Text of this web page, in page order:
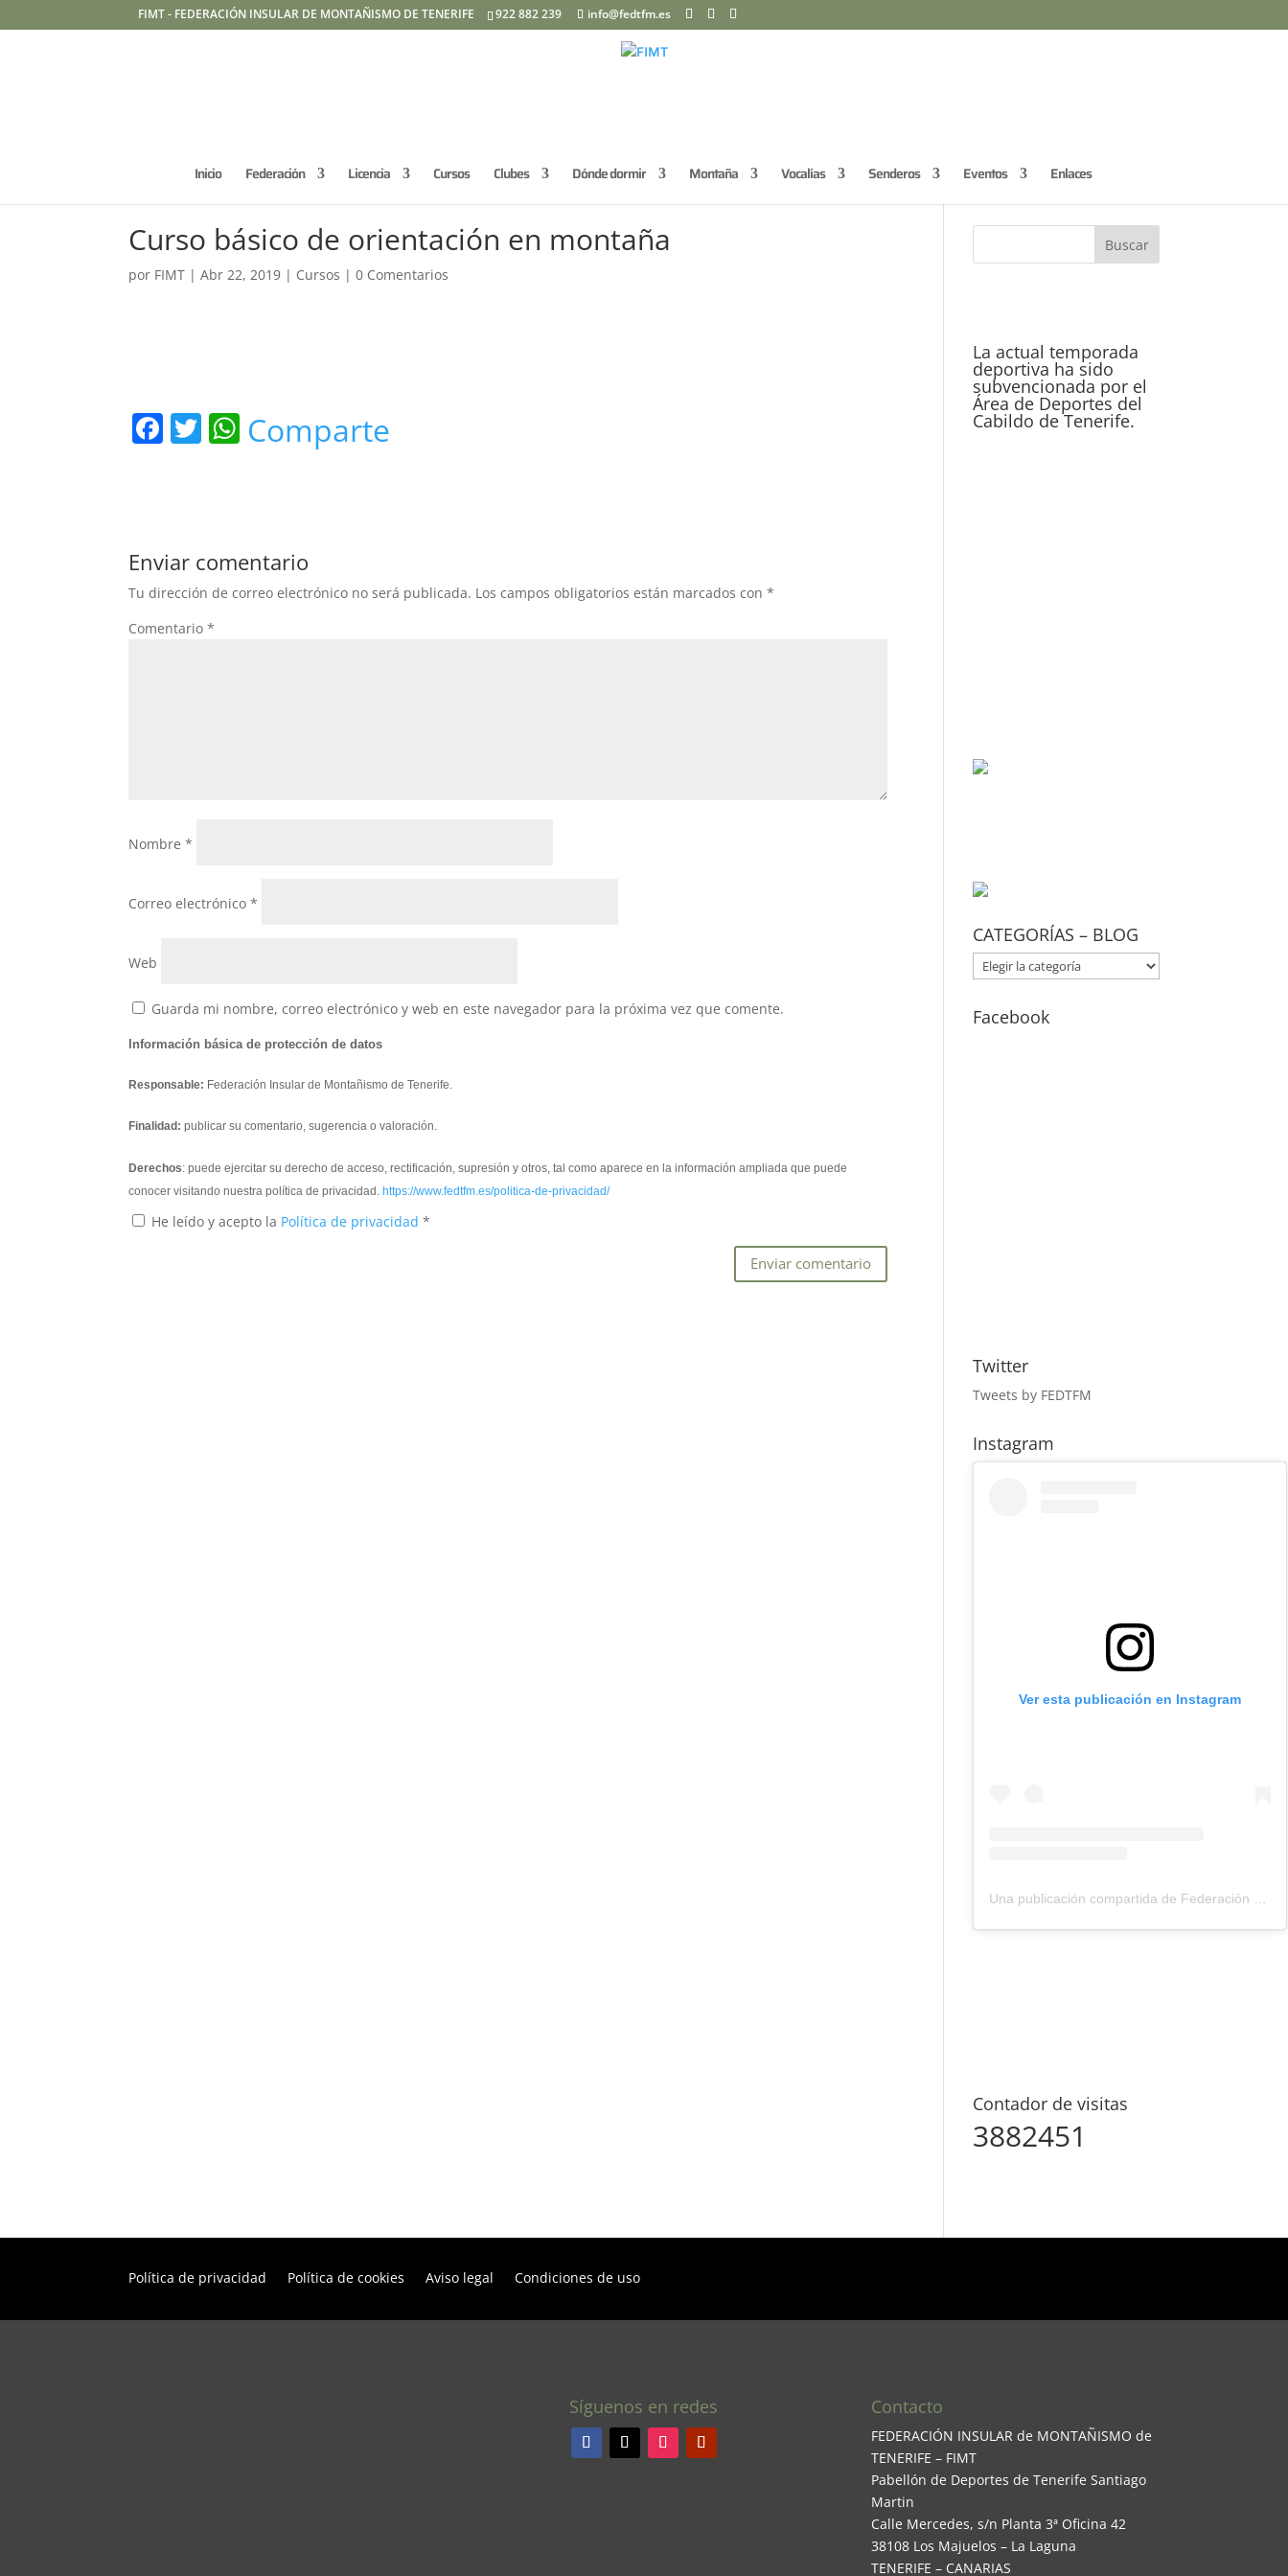
FIMT - FEDERACIÓN INSULAR DE MONTAÑISMO DE TENERIFE 922 882 239 info@fedtfm.es
Inicio Federación Licencia Cursos Clubes Dónde dormir Montaña Vocalías Senderos Eventos Enlaces
Curso básico de orientación en montaña
por FIMT |Abr 22, 2019 | Cursos |0 Comentarios
F
b
o
o
k
T W
A
p
p
Comparte
Enviar comentario
Tu dirección de correo electrónico no será publicada. Los campos obligatorios están marcados con*
Comentario*
Nombre*
Correo electrónico*
Web
Guarda mi nombre, correo electrónico y web en este navegador para la próxima vez que comente.
Información básica de protección de datos
Responsable: Federación Insular de Montañismo de Tenerife.
Finalidad: publicar su comentario, sugerencia o valoración.
Derechos: puede ejercitar su derecho de acceso, rectificación, supresión y otros, tal como aparece en la información ampliada que puede
conocer visitando nuestra política de privacidad.https://www.fedtfm.es/politica-de-privacidad/
He leído y acepto la Política de privacidad*
La actual temporada
deportiva ha sido
subvencionada por el
Área de Deportes del
Cabildo de Tenerife.
CATEGORÍAS – BLOG
CATEGORÍAS
–
BLOG
Facebook
Twitter
Tweets by FEDTFM
Instagram
Ver esta publicación en Instagram
Contador de visitas
3882451
Política de privacidad Política de cookies Aviso legal Condiciones de uso
Síguenos en redes Contacto
FEDERACIÓN INSULAR de MONTAÑISMO de
TENERIFE – FIMT
Pabellón de Deportes de Tenerife Santiago
Martin
Calle Mercedes, s/n Planta 3ª Oficina 42
38108 Los Majuelos – La Laguna
TENERIFE – CANARIAS